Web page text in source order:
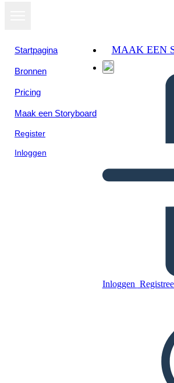
Startpagina
Bronnen
Pricing
Maak een Storyboard
Register
Inloggen
MAAK EEN
Inloggen
MOVIENTO
MAAK EEN
DIAVOORSTELLING
LEES MIJ
Bekijk als
diavoorstelling